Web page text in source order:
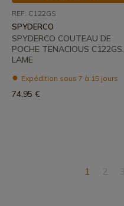
REF: C122GS
SPYDERCO
SPYDERCO COUTEAU DE
POCHE TENACIOUS C122GS.
LAME
Expédition sous 7 à 15 jours
74,95 €
1 2 3